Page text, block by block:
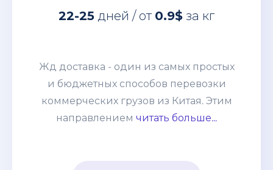
22-25 дней / от 0.9$ за кг
Жд доставка - один из самых простых
и бюджетных способов перевозки
коммерческих грузов из Китая. Этим
направлением читать больше...
Жд доставка - один из самых простых
направлением мы возим от
небольших сборных грузов 100-200кг
до целых контейнеров. Развитая
система жд сообщения позволяет без